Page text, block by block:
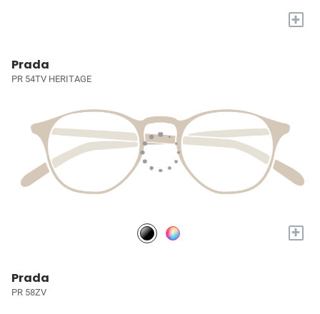
+
Prada
PR 54TV HERITAGE
+
Prada
PR 58ZV